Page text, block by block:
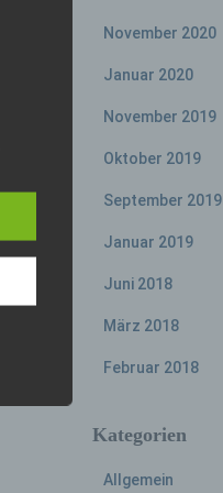
November 2020
Januar 2020
November 2019
Oktober 2019
September 2019
Januar 2019
Juni 2018
März 2018
Februar 2018
Kategorien
Allgemein